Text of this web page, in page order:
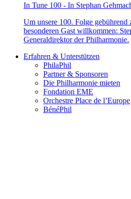
In Tune 100 - In Stephan
Um unsere 100. Folge
besonderen Gast willkommen:
Generaldirektor der Philharmonie.
Erfahren & Unterstützen
PhilaPhil
Partner & Sponsoren
Die Philharmonie mieten
Fondation EME
Orchestre Place de l’Europe
BénéPhil